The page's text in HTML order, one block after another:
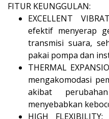
FITUR KEUNGGULAN:
EXCELLENT
efektif menyerap
transmisi suara,
pakai pompa dan
THERMAL
mengakomodasi
akibat
menyebabkan
HIGH